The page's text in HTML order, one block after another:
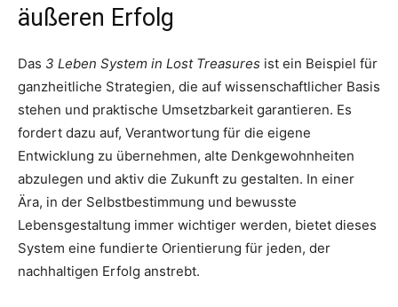
äußeren Erfolg
Das 3 Leben System in Lost Treasures ist ein Beispiel für
ganzheitliche Strategien, die auf wissenschaftlicher Basis
stehen und praktische Umsetzbarkeit garantieren. Es
fordert dazu auf, Verantwortung für die eigene
Entwicklung zu übernehmen, alte Denkgewohnheiten
abzulegen und aktiv die Zukunft zu gestalten. In einer
Ära, in der Selbstbestimmung und bewusste
Lebensgestaltung immer wichtiger werden, bietet dieses
System eine fundierte Orientierung für jeden, der
nachhaltigen Erfolg anstrebt.